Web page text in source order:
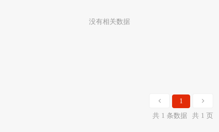
没有相关数据
1
共 1 条数据
共 1 页